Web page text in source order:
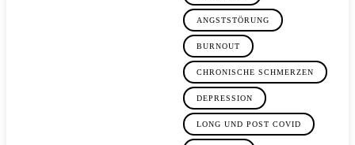
ANGSTSTÖRUNG
BURNOUT
CHRONISCHE SCHMERZEN
DEPRESSION
LONG UND POST COVID